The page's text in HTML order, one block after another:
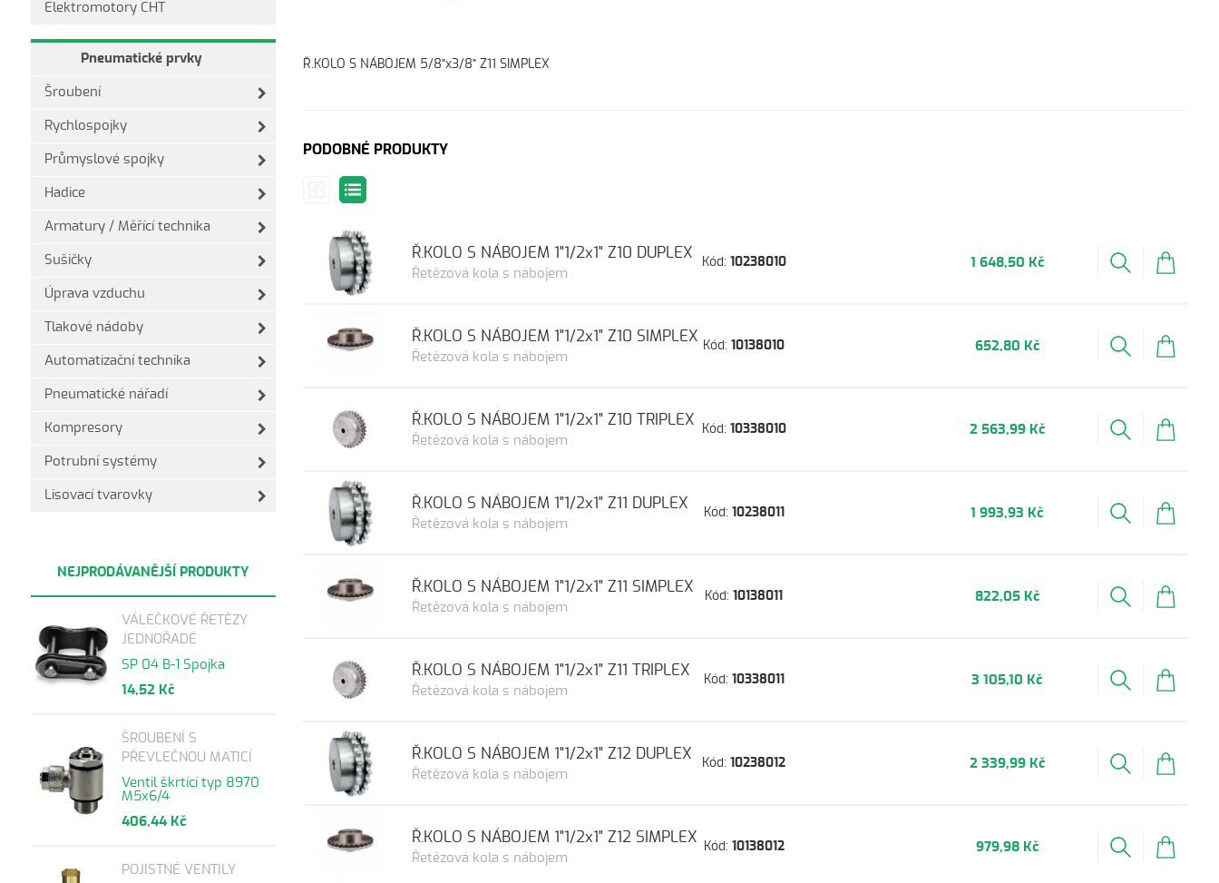
Elektromotory CHT
Pneumatické prvky
Šroubení
Rychlospojky
Průmyslové spojky
Hadice
Armatury / Měřící technika
Sušičky
Úprava vzduchu
Tlakové nádoby
Automatizační technika
Pneumatické nářadí
Kompresory
Potrubní systémy
Lisovací tvarovky
NEJPRODÁVANĚJŠÍ PRODUKTY
VÁLEČKOVÉ ŘETĚZY
JEDNOŘADÉ
SP 04 B-1 Spojka
14,52 Kč
ŠROUBENÍ S
PŘEVLEČNOU MATICÍ
Ventil škrtící typ 8970
M5x6/4
406,44 Kč
POJISTNÉ VENTILY
Ř.KOLO S NÁBOJEM 5/8"x3/8" Z11 SIMPLEX
PODOBNÉ PRODUKTY
Kód: 10238010
Řetězová kola s nábojem
Ř.KOLO S NÁBOJEM 1"1/2x1" Z10 DUPLEX
1 648,50 Kč
Kód:10138010
Řetězová kola s nábojem
Ř.KOLO S NÁBOJEM 1"1/2x1" Z10 SIMPLEX
652,80 Kč
Kód: 10338010
Řetězová kola s nábojem
Ř.KOLO S NÁBOJEM 1"1/2x1" Z10 TRIPLEX
2 563,99 Kč
Kód: 10238011
Řetězová kola s nábojem
Ř.KOLO S NÁBOJEM 1"1/2x1" Z11 DUPLEX
1 993,93 Kč
Kód:10138011
Řetězová kola s nábojem
Ř.KOLO S NÁBOJEM 1"1/2x1" Z11 SIMPLEX
822,05 Kč
Kód: 10338011
Řetězová kola s nábojem
Ř.KOLO S NÁBOJEM 1"1/2x1" Z11 TRIPLEX
3 105,10 Kč
Kód:10238012
Řetězová kola s nábojem
Ř.KOLO S NÁBOJEM 1"1/2x1" Z12 DUPLEX
2 339,99 Kč
Kód: 10138012
Řetězová kola s nábojem
Ř.KOLO S NÁBOJEM 1"1/2x1" Z12 SIMPLEX
979,98 Kč